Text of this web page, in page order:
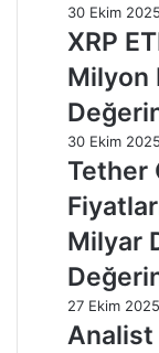
30 Ekim 2025
XRP
Milyon
30 Ekim 2025
Tether
Milyar
27 Ekim 2025
Analist